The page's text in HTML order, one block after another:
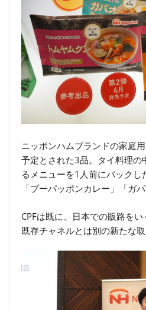
ニッポンハムブランドの家庭
予定とされた3品。タイ料理の
るメニューを1人前にパックし
「プーパッポンカレー」「ガ
CPFは既に、日本での販路をい
既存チャネルとは別の新たな取